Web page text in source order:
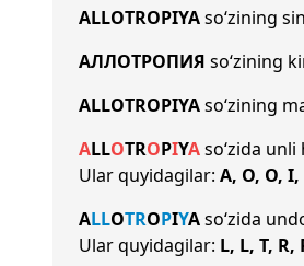
ALLOTROPIYAso‘zining
АЛЛОТРОПИЯ so‘zining
ALLOTROPIYAso‘zining
ALLOTROPIYAso‘zida
Ular quyidagilar: A, O, O, I,
ALLOTROPIYAso‘zida
Ular quyidagilar: L, L, T, R,